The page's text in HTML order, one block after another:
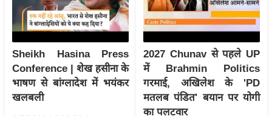
ब्री
फ
म
नो
रं
ज
Sheikh Hasina Press
Conference | शेख हसीना के
भाषण से बांग्लादेश में भयंकर
खलबली
2027 Chunav से पहले UP
में Brahmin Politics
गरमाई, अखिलेश के 'PD
मतलब पंडित' बयान पर योगी
का पलटवार